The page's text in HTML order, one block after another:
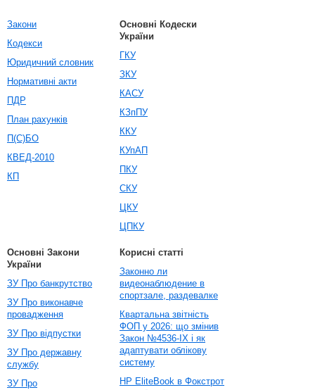
Закони
Кодекси
Юридичний словник
Нормативні акти
ПДР
План рахунків
П(С)БО
КВЕД-2010
КП
Основні Кодески
України
ГКУ
ЗКУ
КАСУ
КЗпПУ
ККУ
КУпАП
ПКУ
СКУ
ЦКУ
ЦПКУ
Основні Закони
України
ЗУ Про банкрутство
ЗУ Про виконавче
провадження
ЗУ Про відпустки
ЗУ Про державну
службу
ЗУ Про
Корисні статті
Законно ли
видеонаблюдение в
спортзале, раздевалке
Квартальна звітність
ФОП у 2026: що змінив
Закон №4536-IX і як
адаптувати облікову
систему
HP EliteBook в Фокстрот